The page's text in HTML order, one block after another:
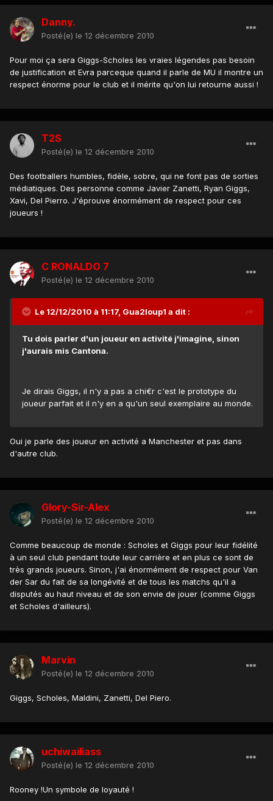
Danny.
Posté(e) le 12 décembre 2010
Pour moi ça sera Giggs-Scholes les vraies légendes pas besoin
de justification et Evra parceque quand il parle de MU il montre un
respect énorme pour le club et il mérite qu'on lui retourne aussi !
T2S
Posté(e) le 12 décembre 2010
Des footballers humbles, fidèle, sobre, qui ne font pas de sorties
médiatiques. Des personne comme Javier Zanetti, Ryan Giggs,
Xavi, Del Pierro. J'éprouve énormément de respect pour ces
joueurs !
C RONALDO 7
Posté(e) le 12 décembre 2010
Le 12/12/2010 à 11:17, Gua2loup1 a dit :
Tu dois parler d'un joueur en activité j'imagine, sinon
j'aurais mis Cantona.
Je dirais Giggs, il n'y a pas a chi€r c'est le prototype du
joueur parfait et il n'y en a qu'un seul exemplaire au monde.
Oui je parle des joueur en activité a Manchester et pas dans
d'autre club.
Glory-Sir-Alex
Posté(e) le 12 décembre 2010
Comme beaucoup de monde : Scholes et Giggs pour leur fidélité
à un seul club pendant toute leur carrière et en plus ce sont de
très grands joueurs. Sinon, j'ai énormément de respect pour Van
der Sar du fait de sa longévité et de tous les matchs qu'il a
disputés au haut niveau et de son envie de jouer (comme Giggs
et Scholes d'ailleurs).
Marvin
Posté(e) le 12 décembre 2010
Giggs, Scholes, Maldini, Zanetti, Del Piero.
uchiwailiass
Posté(e) le 12 décembre 2010
Rooney !Un symbole de loyauté !